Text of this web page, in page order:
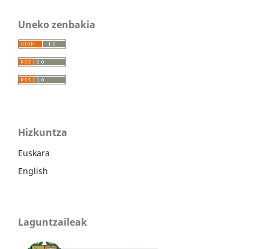
Uneko zenbakia
Hizkuntza
Euskara
English
Laguntzaileak